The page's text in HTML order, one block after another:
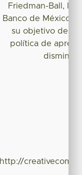
Friedman-Ball, lo
Banco de México
su objetivo de
política de
http://